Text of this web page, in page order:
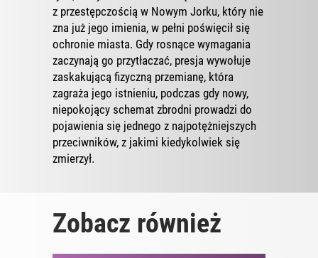
z przestępczością w Nowym Jorku, który nie
zna już jego imienia, w pełni poświęcił się
ochronie miasta. Gdy rosnące wymagania
zaczynają go przytłaczać, presja wywołuje
zaskakującą fizyczną przemianę, która
zagraża jego istnieniu, podczas gdy nowy,
niepokojący schemat zbrodni prowadzi do
pojawienia się jednego z najpotężniejszych
przeciwników, z jakimi kiedykolwiek się
zmierzył.
Zobacz również